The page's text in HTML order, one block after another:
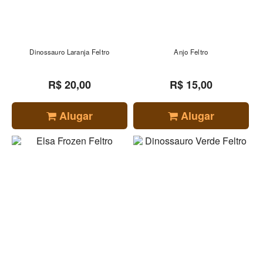
Dinossauro Laranja Feltro
R$ 20,00
Alugar
Anjo Feltro
R$ 15,00
Alugar